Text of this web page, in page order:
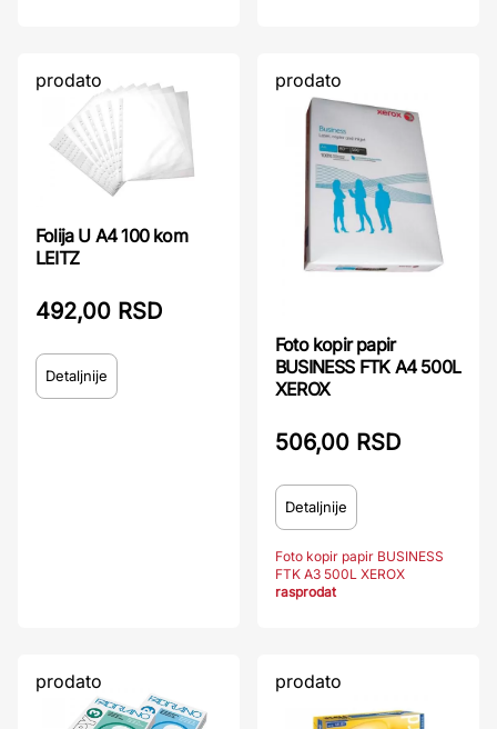
prodato
Folija U A4 100 kom
LEITZ
492,00 RSD
Detaljnije
prodato
Foto kopir papir
BUSINESS FTK A4 500L
XEROX
506,00 RSD
Detaljnije
Foto kopir papir BUSINESS
FTK A3 500L XEROX
rasprodat
prodato prodato